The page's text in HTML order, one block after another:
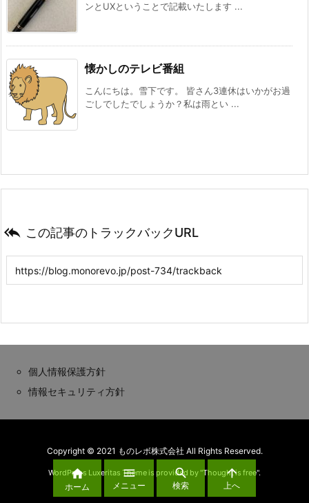
ンとUXということで記載いたします ...
懐かしのテレビ番組
こんにちは。雪下です。 皆さん3連休はいかがお過
ごしでしたでしょうか？私は雨とい ...
 この記事のトラックバックURL
個人情報保護方針
情報セキュリティ方針
Copyright © 2021 ものレボ株式会社 All Rights Reserved.
WordPress Luxeritas Theme is provided by "Thought is free".

ホーム

メニュー

検索

上へ